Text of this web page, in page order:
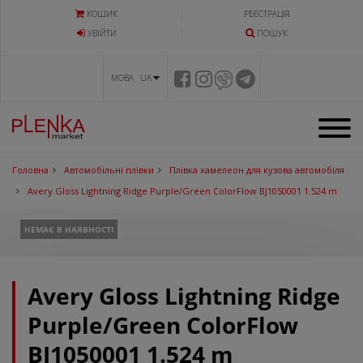
КОШИК
РЕЄСТРАЦІЯ
УВIЙТИ
ПОШУК
МОВА UA
Головна Автомобільні плівки
Плівка хамелеон для кузова автомобіля
Avery Gloss Lightning Ridge Purple/Green ColorFlow BJ1050001 1.524 m
НЕМАЄ В НАЯВНОСТІ
Avery Gloss Lightning Ridge
Purple/Green ColorFlow
BJ1050001 1.524 m